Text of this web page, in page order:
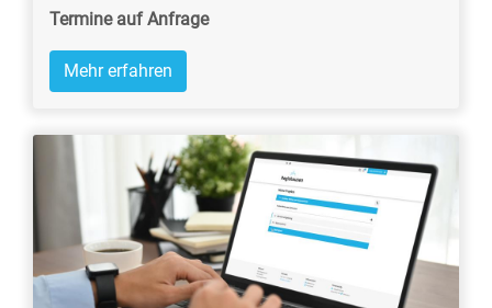
Termine auf Anfrage
Mehr erfahren